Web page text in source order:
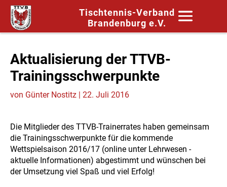
Tischtennis-Verband
Brandenburg e.V.
Aktualisierung der TTVB-
Trainingsschwerpunkte
von Günter Nostitz | 22. Juli 2016
Die Mitglieder des TTVB-Trainerrates haben gemeinsam
die Trainingsschwerpunkte für die kommende
Wettspielsaison 2016/17 (online unter Lehrwesen -
aktuelle Informationen) abgestimmt und wünschen bei
der Umsetzung viel Spaß und viel Erfolg!